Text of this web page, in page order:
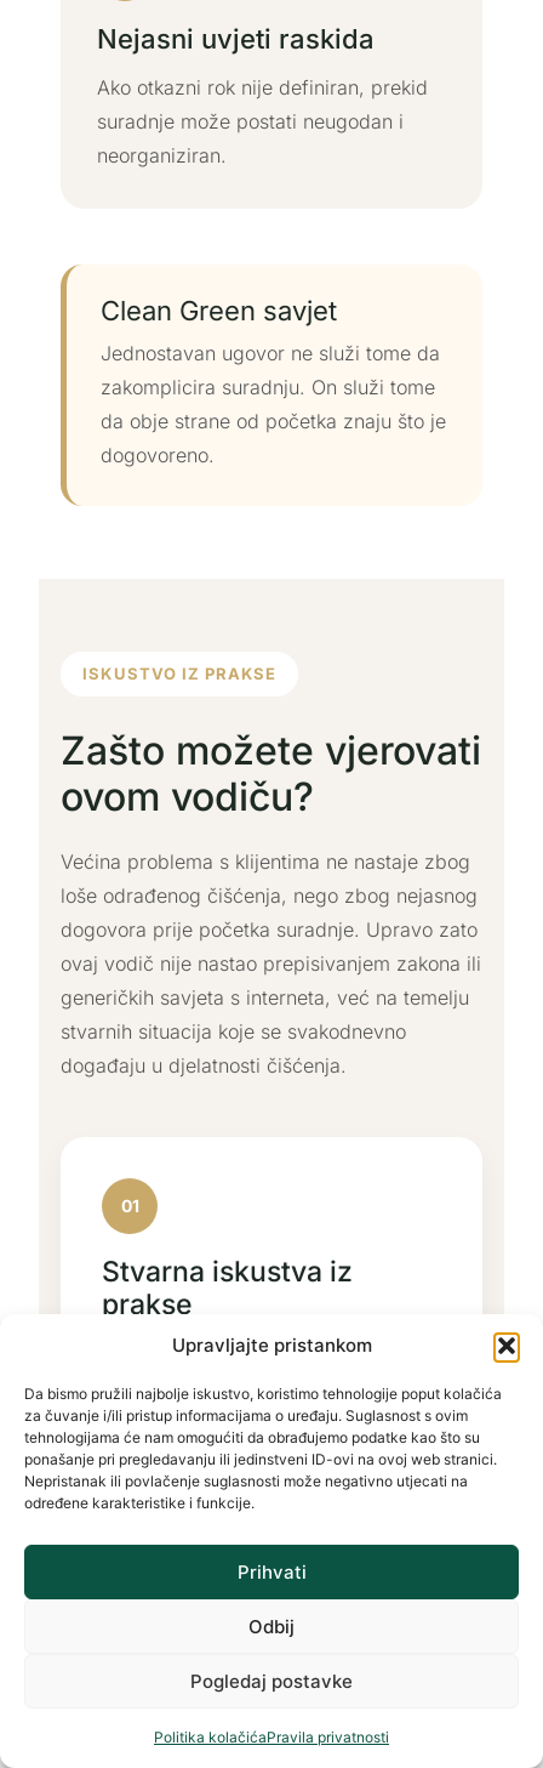
Upravljajte pristankom
Da bismo pružili najbolje iskustvo, koristimo tehnologije poput kolačića
za čuvanje i/ili pristup informacijama o uređaju. Suglasnost s ovim
tehnologijama će nam omogućiti da obrađujemo podatke kao što su
ponašanje pri pregledavanju ili jedinstveni ID-ovi na ovoj web stranici.
Nepristanak ili povlačenje suglasnosti može negativno utjecati na
određene karakteristike i funkcije.
Prihvati
Odbij
Pogledaj postavke
Politika kolačićaPravila privatnosti
Nejasni uvjeti raskida
Ako otkazni rok nije definiran, prekid
suradnje može postati neugodan i
neorganiziran.
Clean Green savjet
Jednostavan ugovor ne služi tome da
zakomplicira suradnju. On služi tome
da obje strane od početka znaju što je
dogovoreno.
ISKUSTVO IZ PRAKSE
Zašto možete vjerovati
ovom vodiču?
Većina problema s klijentima ne nastaje zbog
loše odrađenog čišćenja, nego zbog nejasnog
dogovora prije početka suradnje. Upravo zato
ovaj vodič nije nastao prepisivanjem zakona ili
generičkih savjeta s interneta, već na temelju
stvarnih situacija koje se svakodnevno
događaju u djelatnosti čišćenja.
01
Stvarna iskustva iz
prakse
Temelji se na radu s privatnim i
poslovnim klijentima te
svakodnevnim situacijama s kojima
se susreću vlasnici obrta i tvrtki za
čišćenje.